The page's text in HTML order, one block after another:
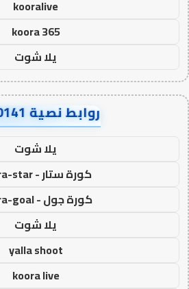
kooralive
koora 365
يلا شوت
روابط نصية AA90141
يلا شوت
كورة ستار - koora-star
كورة جول - koora-goal
يلا شوت
yalla shoot
koora live